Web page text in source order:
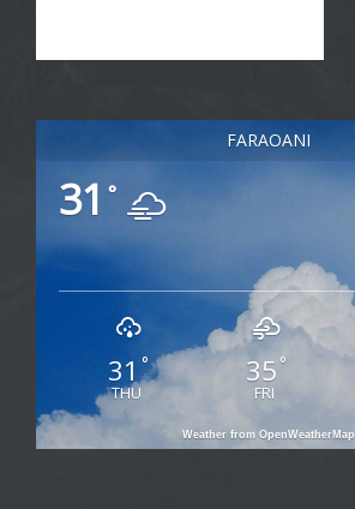
FARAOANI
31 °
31 °
THU
35 °
FRI
Weather from OpenWeatherMap